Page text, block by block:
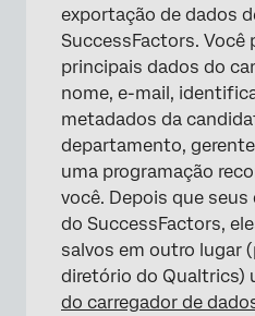
SuccessFactors
Perguntas frequentes
exportação de dados
SuccessFactors. Você
principais dados do
nome, e-mail,
metadados da
departamento,
uma programação
você. Depois que
do SuccessFactors,
salvos em outro lugar
diretório do Qualtrics)
do carregador de